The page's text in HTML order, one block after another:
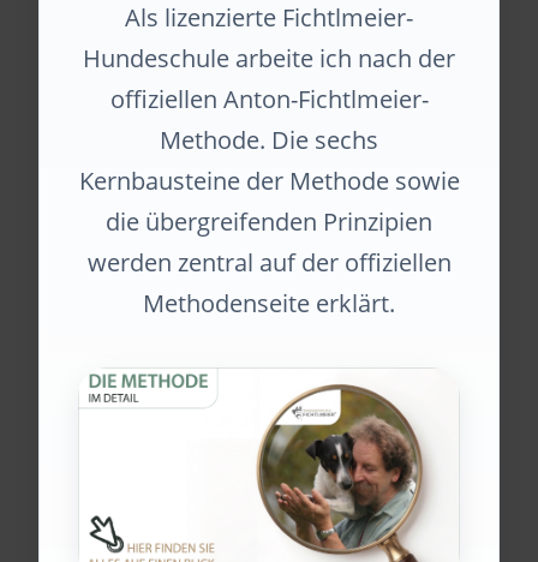
Als lizenzierte Fichtlmeier-
Hundeschule arbeite ich nach der
offiziellen Anton-Fichtlmeier-
Methode. Die sechs
Kernbausteine der Methode sowie
die übergreifenden Prinzipien
werden zentral auf der offiziellen
Methodenseite erklärt.